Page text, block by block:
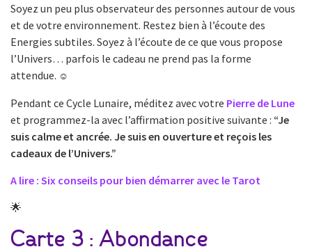
Soyez un peu plus observateur des personnes autour de vous
et de votre environnement. Restez bien à l’écoute des
Energies subtiles. Soyez à l’écoute de ce que vous propose
l’Univers… parfois le cadeau ne prend pas la forme
attendue. ☺️
Pendant ce Cycle Lunaire, méditez avec votre Pierre de Lune
et programmez-la avec l’affirmation positive suivante : “Je
suis calme et ancrée. Je suis en ouverture et reçois les
cadeaux de l’Univers.”
A lire : Six conseils pour bien démarrer avec le Tarot
🌟
Carte 3 : Abondance